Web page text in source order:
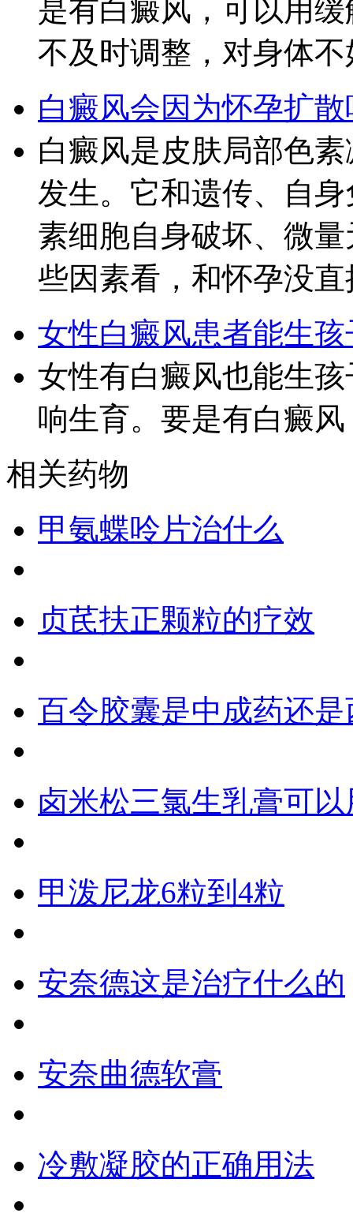
是有白癜风，可以用
不及时调整，对身体
白癜风会因为怀孕扩散
白癜风是皮肤局部色
发生。它和遗传、自
素细胞自身破坏、微
些因素看，和怀孕没
女性白癜风患者能生孩
女性有白癜风也能生
响生育。要是有白癜
相关药物
甲氨蝶呤片治什么
贞芪扶正颗粒的疗效
百令胶囊是中成药还是
卤米松三氯生乳膏可
甲泼尼龙6粒到4粒
安奈德这是治疗什么的
安奈曲德软膏
冷敷凝胶的正确用法